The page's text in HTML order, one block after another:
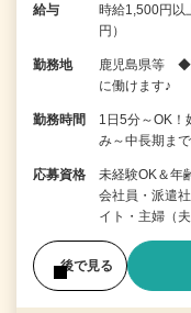
給与
時給1,500円以
円）
勤務地
鹿児島県等 ◆
に働けます♪
勤務時間
1日5分～OK
み～中長期ま
応募資格
未経験OK＆年
会社員・派遣
イト・主婦（
後で見る